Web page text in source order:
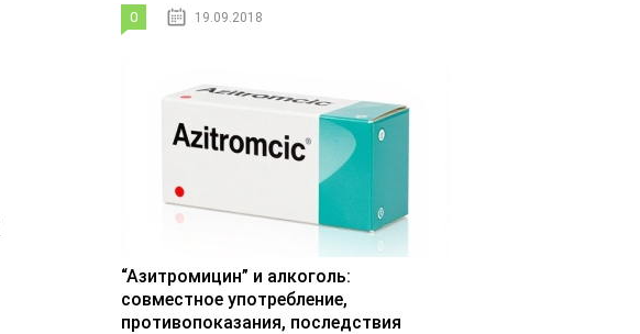
0 19.09.2018
“Азитромицин” и алкоголь:
совместное употребление,
противопоказания, последствия